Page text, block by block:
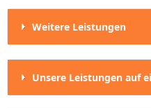
Weitere Leistungen
Unsere Leistungen auf